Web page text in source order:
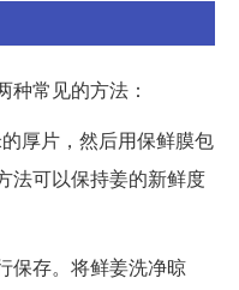
常见的方法：
厚片，然后用保鲜膜包
法可以保持姜的新鲜度
保存。将鲜姜洗净晾